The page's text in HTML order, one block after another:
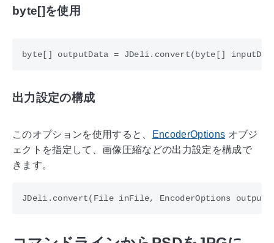
byte[]を使用
出力設定の構成
このオプションを使用すると、 EncoderOptions オブジ
ェクトを指定して、画像圧縮などの出力設定を構成で
きます。